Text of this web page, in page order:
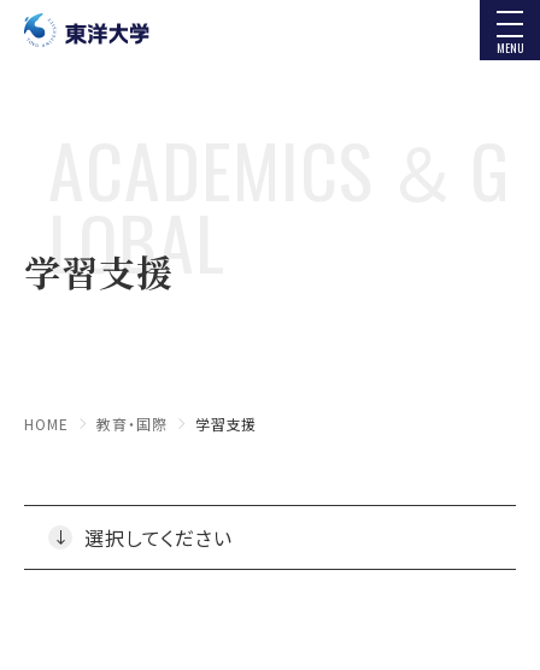
MENU
LOBAL
学習支援
HOME 教育・国際 学習支援
選択してください